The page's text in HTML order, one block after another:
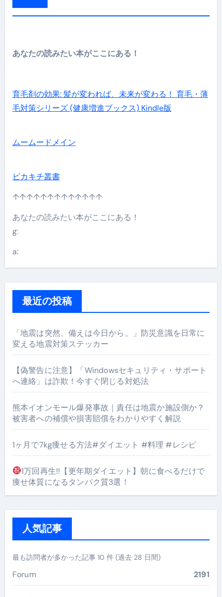
あなたの読みたい本がここにある！
育毛剤の効果: 髪が変われば、未来が変わる！ 育毛・薄
毛対策シリーズ (健康増進ブックス) Kindle版
ムームードメイン
ピカキチ叢書
↑↑↑↑↑↑↑↑↑↑↑↑↑
あなたの読みたい本がここにある！
g:
a:
最近の投稿
「地震は突然、備えは今日から。」防災意識を日常に
変える地震対策ステッカー
【偽警告に注意】「Windowsセキュリティ・サポート
へ連絡」は詐欺！今すぐ閉じる対処法
熊本イオンモール爆発事故｜責任は地震か施設側か？
被害者への補償や損害賠償をわかりやすく解説
1ヶ月で7kg痩せる方法#ダイエット #料理 #レシピ
1万回再生!!【更年期ダイエット】朝に食べるだけで
痩せ体質になるタンパク質3選！
人気記事
最も訪問者が多かった記事 10 件 (過去 28 日間)
Forum 2191